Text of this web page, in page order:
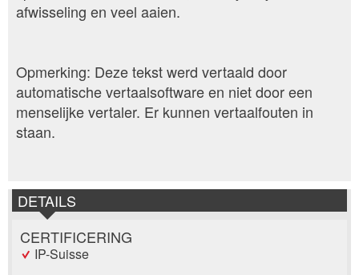
afwisseling en veel aaien.
Opmerking: Deze tekst werd vertaald door
automatische vertaalsoftware en niet door een
menselijke vertaler. Er kunnen vertaalfouten in
staan.
DETAILS
CERTIFICERING
IP-Suisse